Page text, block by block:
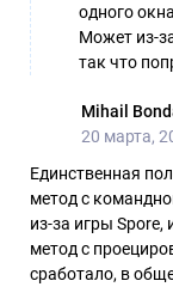
одного
Может из-
так что
Mihail
20 марта,
Единственная
метод с
из-за игры Spore,
метод с
сработало, в